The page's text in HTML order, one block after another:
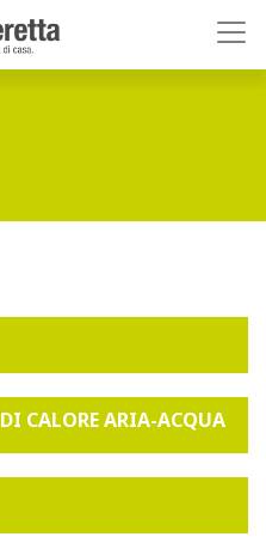
CALORE ARIA-ACQUA